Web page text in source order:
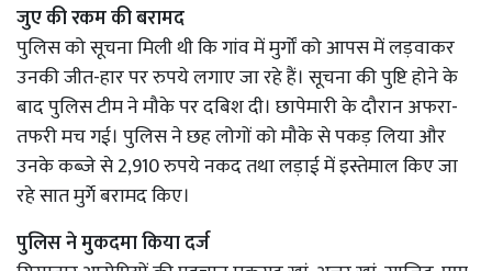
जुए की रकम की बरामद
पुलिस को सूचना मिली थी कि गांव में मुर्गों को आपस में लड़वाकर
उनकी जीत-हार पर रुपये लगाए जा रहे हैं। सूचना की पुष्टि होने के
बाद पुलिस टीम ने मौके पर दबिश दी। छापेमारी के दौरान अफरा-
तफरी मच गई। पुलिस ने छह लोगों को मौके से पकड़ लिया और
उनके कब्जे से 2,910 रुपये नकद तथा लड़ाई में इस्तेमाल किए जा
रहे सात मुर्गे बरामद किए।
पुलिस ने मुकदमा किया दर्ज